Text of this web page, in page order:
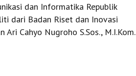
dan Informatika Republik
dari Badan Riset dan Inovasi
Ari Cahyo Nugroho S.Sos., M.I.Kom.